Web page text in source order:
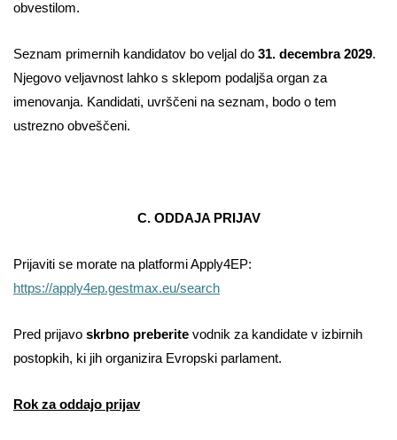
obvestilom.
Seznam primernih kandidatov bo veljal do 31. decembra 2029.
Njegovo veljavnost lahko s sklepom podaljša organ za
imenovanja. Kandidati, uvrščeni na seznam, bodo o tem
ustrezno obveščeni.
C. ODDAJA PRIJAV
Prijaviti se morate na platformi Apply4EP:
https://apply4ep.gestmax.eu/search
Pred prijavo skrbno preberite vodnik za kandidate v izbirnih
postopkih, ki jih organizira Evropski parlament.
Rok za oddajo prijav